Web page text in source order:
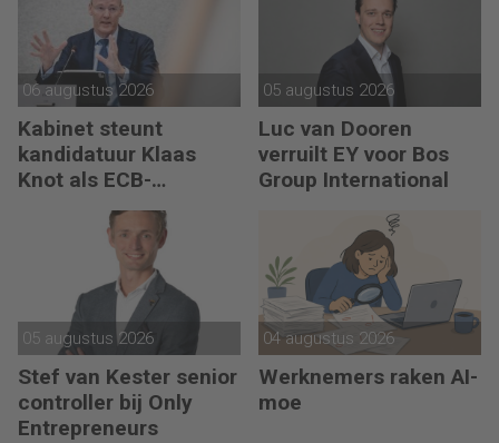
06 augustus 2026
Kabinet steunt
kandidatuur Klaas
Knot als ECB-
05 augustus 2026
Luc van Dooren
verruilt EY voor Bos
Group International
05 augustus 2026
Stef van Kester senior
controller bij Only
Entrepreneurs
04 augustus 2026
Werknemers raken AI-
moe